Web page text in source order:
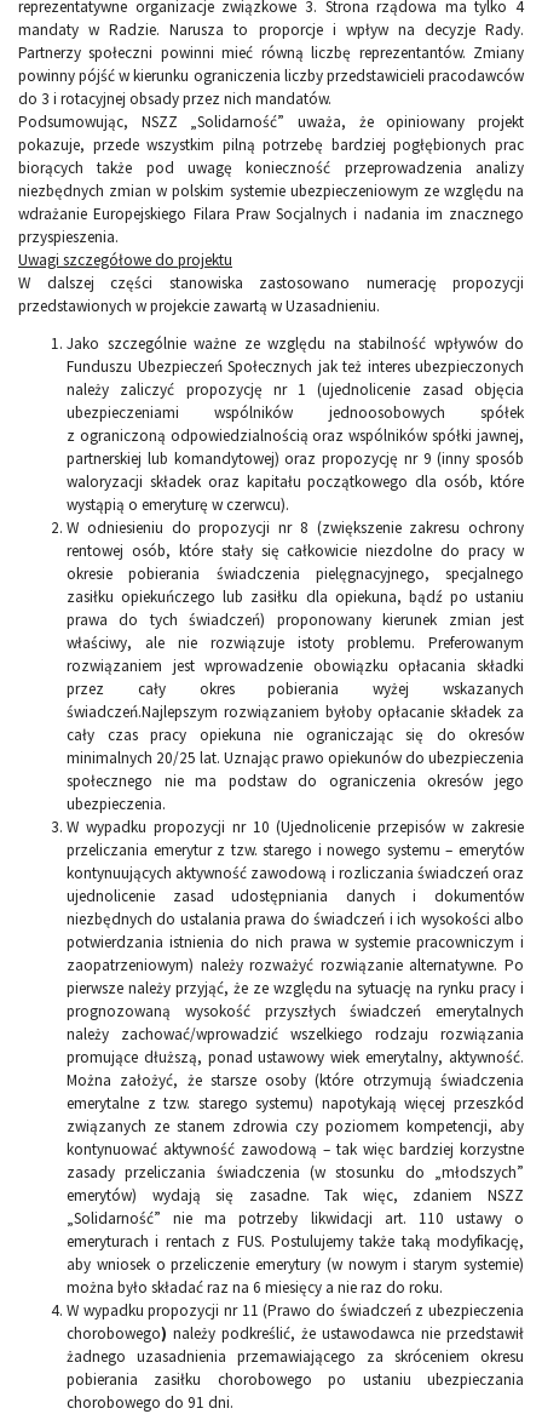
reprezentatywne organizacje związkowe 3. Strona rządowa ma tylko 4
mandaty w Radzie. Narusza to proporcje i wpływ na decyzje Rady.
Partnerzy społeczni powinni mieć równą liczbę reprezentantów. Zmiany
powinny pójść w kierunku ograniczenia liczby przedstawicieli pracodawców
do 3 i rotacyjnej obsady przez nich mandatów.
Podsumowując, NSZZ „Solidarność” uważa, że opiniowany projekt
pokazuje, przede wszystkim pilną potrzebę bardziej pogłębionych prac
biorących także pod uwagę konieczność przeprowadzenia analizy
niezbędnych zmian w polskim systemie ubezpieczeniowym ze względu na
wdrażanie Europejskiego Filara Praw Socjalnych i nadania im znacznego
przyspieszenia.
Uwagi szczegółowe do projektu
W dalszej części stanowiska zastosowano numerację propozycji
przedstawionych w projekcie zawartą w Uzasadnieniu.
Jako szczególnie ważne ze względu na stabilność wpływów do
Funduszu Ubezpieczeń Społecznych jak też interes ubezpieczonych
należy zaliczyć propozycję nr 1 (ujednolicenie zasad objęcia
ubezpieczeniami wspólników jednoosobowych spółek
z ograniczoną odpowiedzialnością oraz wspólników spółki jawnej,
partnerskiej lub komandytowej) oraz propozycję nr 9 (inny sposób
waloryzacji składek oraz kapitału początkowego dla osób, które
wystąpią o emeryturę w czerwcu).
W odniesieniu do propozycji nr 8 (zwiększenie zakresu ochrony
rentowej osób, które stały się całkowicie niezdolne do pracy w
okresie pobierania świadczenia pielęgnacyjnego, specjalnego
zasiłku opiekuńczego lub zasiłku dla opiekuna, bądź po ustaniu
prawa do tych świadczeń) proponowany kierunek zmian jest
właściwy, ale nie rozwiązuje istoty problemu. Preferowanym
rozwiązaniem jest wprowadzenie obowiązku opłacania składki
przez cały okres pobierania wyżej wskazanych
świadczeń.Najlepszym rozwiązaniem byłoby opłacanie składek za
cały czas pracy opiekuna nie ograniczając się do okresów
minimalnych 20/25 lat. Uznając prawo opiekunów do ubezpieczenia
społecznego nie ma podstaw do ograniczenia okresów jego
ubezpieczenia.
W wypadku propozycji nr 10 (Ujednolicenie przepisów w zakresie
przeliczania emerytur z tzw. starego i nowego systemu – emerytów
kontynuujących aktywność zawodową i rozliczania świadczeń oraz
ujednolicenie zasad udostępniania danych i dokumentów
niezbędnych do ustalania prawa do świadczeń i ich wysokości albo
potwierdzania istnienia do nich prawa w systemie pracowniczym i
zaopatrzeniowym) należy rozważyć rozwiązanie alternatywne. Po
pierwsze należy przyjąć, że ze względu na sytuację na rynku pracy i
prognozowaną wysokość przyszłych świadczeń emerytalnych
należy zachować/wprowadzić wszelkiego rodzaju rozwiązania
promujące dłuższą, ponad ustawowy wiek emerytalny, aktywność.
Można założyć, że starsze osoby (które otrzymują świadczenia
emerytalne z tzw. starego systemu) napotykają więcej przeszkód
związanych ze stanem zdrowia czy poziomem kompetencji, aby
kontynuować aktywność zawodową – tak więc bardziej korzystne
zasady przeliczania świadczenia (w stosunku do „młodszych”
emerytów) wydają się zasadne. Tak więc, zdaniem NSZZ
„Solidarność” nie ma potrzeby likwidacji art. 110 ustawy o
emeryturach i rentach z FUS. Postulujemy także taką modyfikację,
aby wniosek o przeliczenie emerytury (w nowym i starym systemie)
można było składać raz na 6 miesięcy a nie raz do roku.
W wypadku propozycji nr 11 (Prawo do świadczeń z ubezpieczenia
chorobowego) należy podkreślić, że ustawodawca nie przedstawił
żadnego uzasadnienia przemawiającego za skróceniem okresu
pobierania zasiłku chorobowego po ustaniu ubezpieczania
chorobowego do 91 dni.